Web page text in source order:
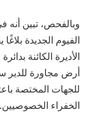
الفيوم الجديدة بلاغًا
الأديرة الكائنة
أرض مجاورة للدير
للجهات المختصة
الخفراء الخصوصيين.